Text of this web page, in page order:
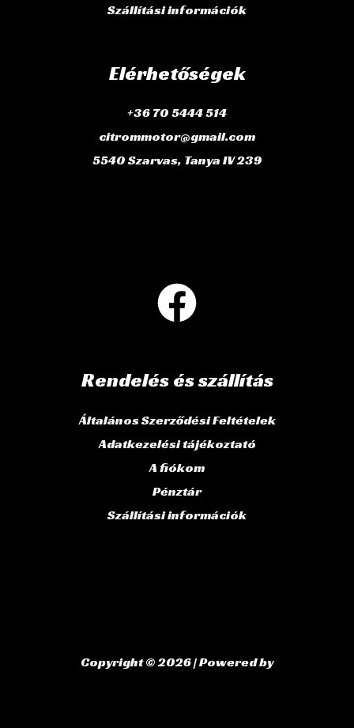
Szállítási információk
Elérhetőségek
+36 70 5444 514
citrommotor@gmail.com
5540 Szarvas, Tanya IV 239
Rendelés és szállítás
Általános Szerződési Feltételek
Adatkezelési tájékoztató
A fiókom
Pénztár
Szállítási információk
Copyright © 2026 | Powered by